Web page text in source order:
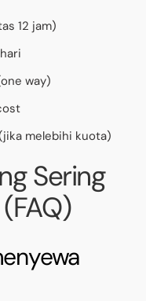
12 jam)
way)
melebihi kuota)
Sering